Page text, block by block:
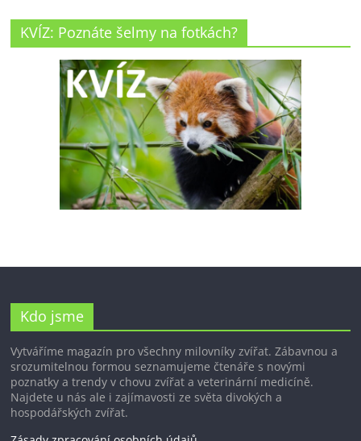
KVÍZ: Poznáte šelmy na fotkách?
Kdo jsme
Vytváříme magazín pro všechny milovníky zvířat. Zábavnou a
srozumitelnou formou seznamujeme čtenáře s novými
poznatky a trendy v chovu zvířat a veterinární medicíně.
Najdete u nás ale i zajímavosti ze světa divokých a
hospodářských zvířat.